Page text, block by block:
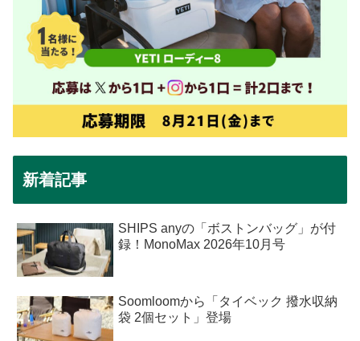
新着記事
SHIPS anyの「ボストンバッグ」が付
録！MonoMax 2026年10月号
Soomloomから「タイベック 撥水収納
袋 2個セット」登場